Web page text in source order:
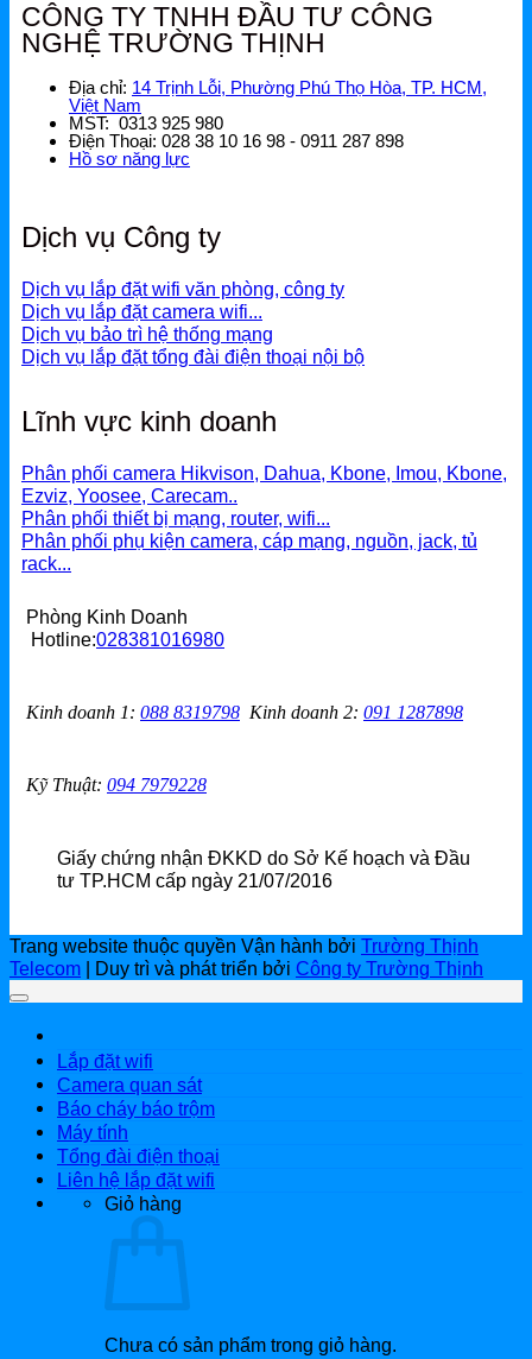
CÔNG TY TNHH ĐẦU TƯ CÔNG
NGHỆ TRƯỜNG THỊNH
Địa chỉ: 14 Trịnh Lỗi, Phường Phú Thọ Hòa, TP. HCM,
Việt Nam
MST: 0313 925 980
Điện Thoại: 028 38 10 16 98 - 0911 287 898
Hồ sơ năng lực
Dịch vụ Công ty
Dịch vụ lắp đặt wifi văn phòng, công ty
Dịch vụ lắp đặt camera wifi...
Dịch vụ bảo trì hệ thống mạng
Dịch vụ lắp đặt tổng đài điện thoại nội bộ
Lĩnh vực kinh doanh
Phân phối camera Hikvison, Dahua, Kbone, Imou, Kbone,
Ezviz, Yoosee, Carecam..
Phân phối thiết bị mạng, router, wifi...
Phân phối phụ kiện camera, cáp mạng, nguồn, jack, tủ
rack...
Phòng Kinh Doanh
Hotline:028381016980
Kinh doanh 1: 088 8319798 Kinh doanh 2: 091 1287898
Kỹ Thuật: 094 7979228
Giấy chứng nhận ĐKKD do Sở Kế hoạch và Đầu
tư TP.HCM cấp ngày 21/07/2016
Trang website thuộc quyền Vận hành bởi Trường Thịnh
Telecom | Duy trì và phát triển bởi Công ty Trường Thịnh
Lắp đặt wifi
Camera quan sát
Báo cháy báo trộm
Máy tính
Tổng đài điện thoại
Liên hệ lắp đặt wifi
Giỏ hàng
Chưa có sản phẩm trong giỏ hàng.